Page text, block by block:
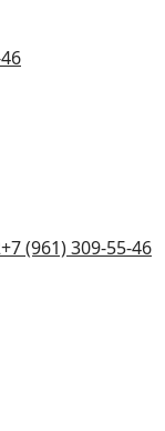
+7 (961) 309-55-46